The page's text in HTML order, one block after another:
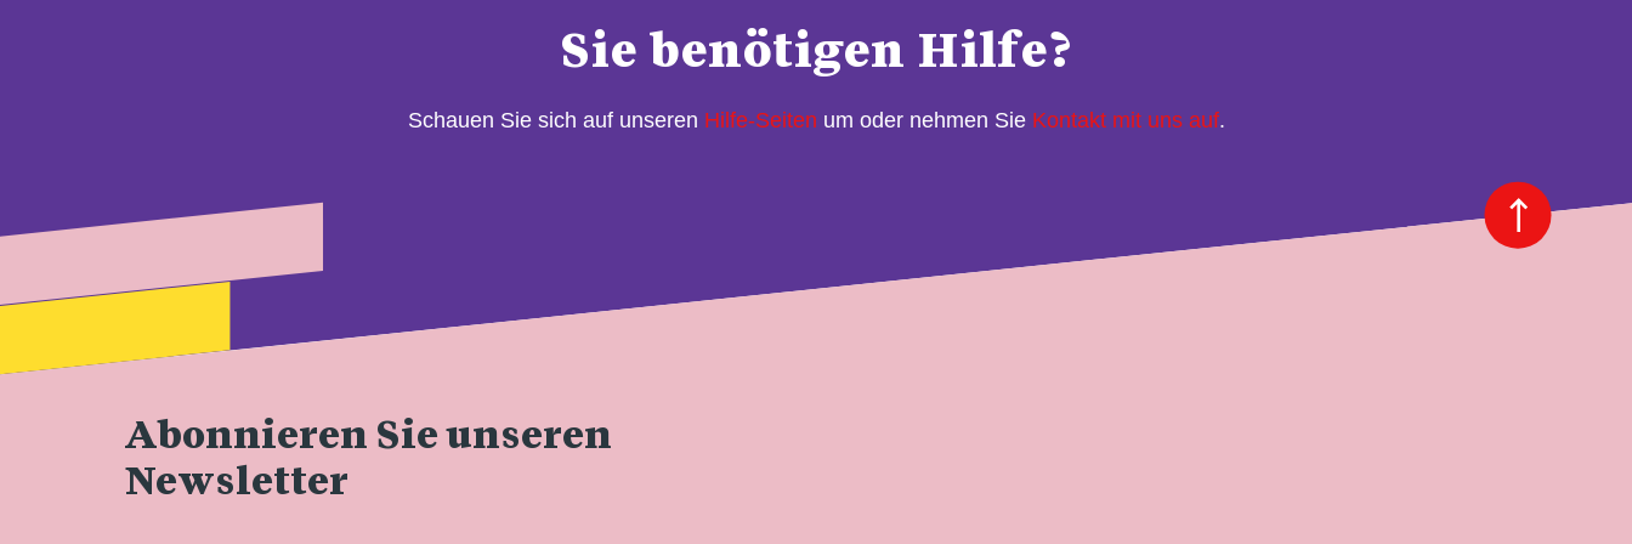
Sie benötigen Hilfe?
Schauen Sie sich auf unseren Hilfe-Seiten um oder nehmen Sie Kontakt mit uns auf.
Abonnieren Sie unseren
Newsletter